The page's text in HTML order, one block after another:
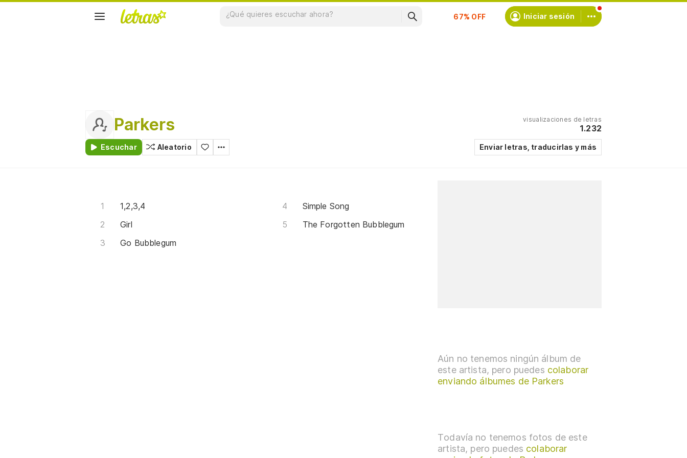
Suscríbete Iniciar sesión
Parkers
Escuchar Aleatorio
visualizaciones de letras
1.232
Enviar letras, traducirlas y más
1,2,3,4
Girl
Go Bubblegum
Simple Song
The Forgotten Bubblegum
Aún no tenemos ningún álbum de
este artista, pero puedes colaborar
enviando álbumes de Parkers
Todavía no tenemos fotos de este
artista, pero puedes colaborar